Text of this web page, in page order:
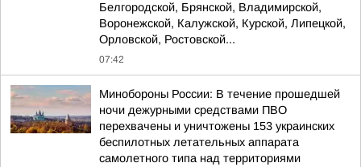
Белгородской, Брянской, Владимирской,
Воронежской, Калужской, Курской, Липецкой,
Орловской, Ростовской...
07:42
Минобороны России: В течение прошедшей
ночи дежурными средствами ПВО
перехвачены и уничтожены 153 украинских
беспилотных летательных аппарата
самолетного типа над территориями